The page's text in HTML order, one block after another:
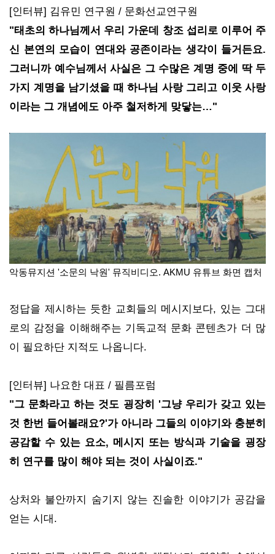
[인터뷰] 김유민 연구원 / 문화선교연구원
"태초의 하나님께서 우리 가운데 창조 섭리로 이루어 주
신 본연의 모습이 연대와 공존이라는 생각이 들거든요.
그러니까 예수님께서 사실은 그 수많은 계명 중에 딱 두
가지 계명을 남기셨을 때 하나님 사랑 그리고 이웃 사랑
이라는 그 개념에도 아주 철저하게 맞닿는…"
악동뮤지션 '소문의 낙원' 뮤직비디오. AKMU 유튜브 화면 캡처
정답을 제시하는 듯한 교회들의 메시지보다, 있는 그대
로의 감정을 이해해주는 기독교적 문화 콘텐츠가 더 많
이 필요하단 지적도 나옵니다.
[인터뷰] 나요한 대표 / 필름포럼
"그 문화라고 하는 것도 굉장히 '그냥 우리가 갖고 있는
것 한번 들어볼래요?'가 아니라 그들의 이야기와 충분히
공감할 수 있는 요소, 메시지 또는 방식과 기술을 굉장
히 연구를 많이 해야 되는 것이 사실이죠."
상처와 불안까지 숨기지 않는 진솔한 이야기가 공감을
얻는 시대.